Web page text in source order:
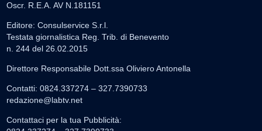
Oscr. R.E.A. AV N.181151
Editore: Consulservice S.r.l.
Testata giornalistica Reg. Trib. di Benevento
n. 244 del 26.02.2015
Direttore Responsabile Dott.ssa Oliviero Antonella
Contatti: 0824.337274 – 327.7390733
redazione@labtv.net
Contattaci per la tua Pubblicità: